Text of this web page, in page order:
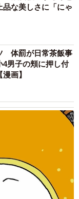
な美しさに「にゃ
体罰が日常茶飯事
男子の頬に押し付
画】